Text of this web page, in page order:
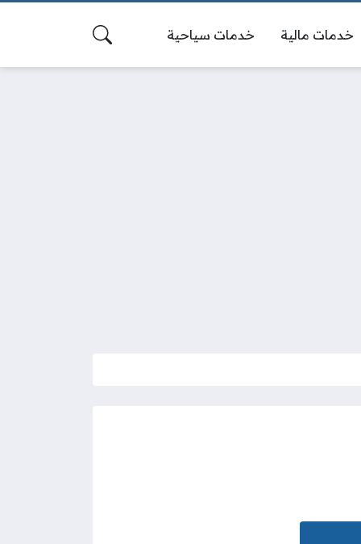
خدمات مالية خدمات سياحية